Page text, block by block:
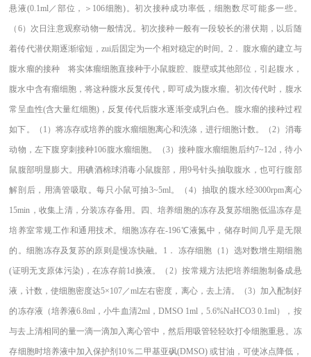
悬液(0.1ml／部位，＞106细胞)。初次接种成功率低，细胞数尽可能多一些。
（6）次日注意观察动物一般情况。初次接种一般有一段较长的潜伏期，以后随
着传代潜伏期逐渐缩短，zui后固定为一个相对稳定的时间。2． 腹水瘤的建立与
腹水瘤的接种 将实体瘤细胞直接种于小鼠腹腔、腹壁或其他部位，引起腹水，
腹水中含有瘤细胞，将这种腹水反复传代，即可成为腹水瘤。初次传代时，腹水
常呈血性(含大量红细胞)，反复传代后腹水逐渐变成乳白色。腹水瘤的接种过程
如下。（1）将冻存或培养的腹水瘤细胞离心和洗涤，进行细胞计数。（2）消毒
动物，左下腹穿刺接种106腹水瘤细胞。（3）接种腹水瘤细胞后约7~12d，待小
鼠腹部明显膨大。用碘酒棉球消毒小鼠腹部，用9号针头抽取腹水，也可行腹部
解剖后，用滴管吸取。每只小鼠可抽3~5ml。（4）抽取的腹水经3000rpm离心
15min，收集上清，分装冻存备用。四、培养细胞的冻存及复苏细胞低温冻存是
培养室常规工作和通用技术。细胞冻存在-196℃液氮中，储存时间几乎是无限
的。细胞冻存及复苏的原则是慢冻快融。1． 冻存细胞（1）选对数增生期细胞
(证明无支原体污染)，在冻存前1d换液。（2）按常规方法把培养细胞制备成悬
液，计数，使细胞密度达5×107／ml左右密度，离心，去上清。（3）加入配制好
的冻存液（培养液6.8ml，小牛血清2ml，DMSO 1ml，5.6%NaHCO3 0.1ml），按
与去上清相同的量一滴一滴加入离心管中，然后用吸管轻轻吹打令细胞重悬。冻
存细胞时培养液中加入保护剂10％二甲基亚砜(DMSO) 或甘油，可使冰点降低，